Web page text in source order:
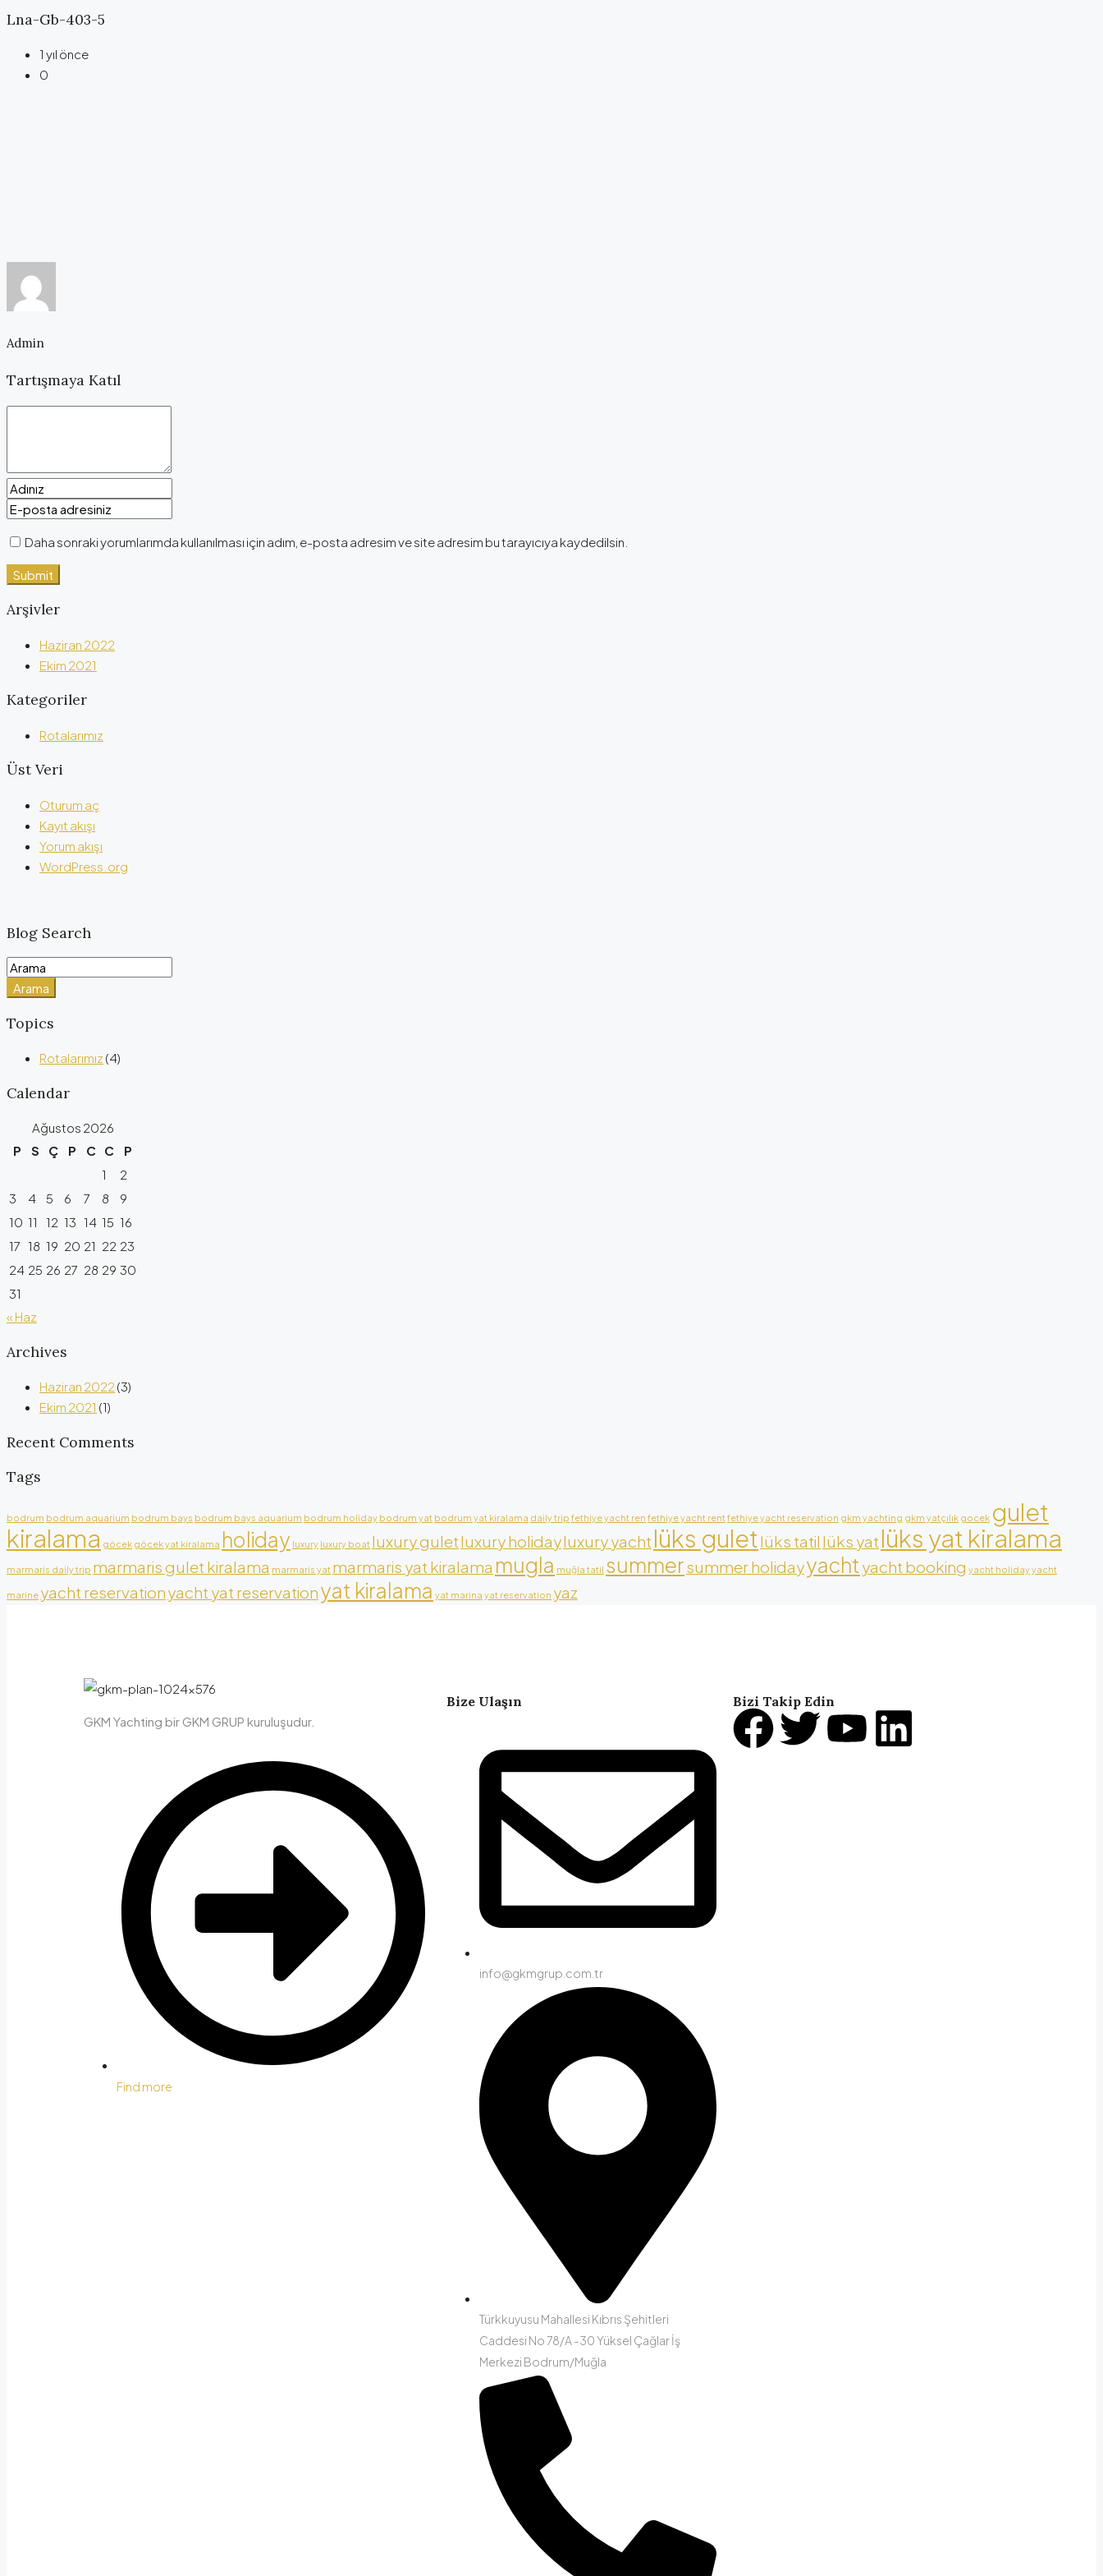
Lna-Gb-403-5
1 yıl önce
0
Admin
Tartışmaya Katıl
Daha sonraki yorumlarımda kullanılması için adım, e-posta adresim ve site adresim bu tarayıcıya kaydedilsin.
Arşivler
Haziran 2022
Ekim 2021
Kategoriler
Rotalarımız
Üst Veri
Oturum aç
Kayıt akışı
Yorum akışı
WordPress.org
Blog Search
Arama
Topics
Rotalarımız (4)
Calendar
Ağustos 2026
P
S Ç P C C
P
1
2
3
4 5 6 7 8
9
10 11 12 13 14 15 16
17 18 19 20 21 22 23
24 25 26 27 28 29 30
31
« Haz
Archives
Haziran 2022 (3)
Ekim 2021 (1)
Recent Comments
Tags
bodrum bodrum aquarium bodrum bays bodrum bays aquarium bodrum holiday bodrum yat bodrum yat kiralama daily trip fethiye yacht ren fethiye yacht rent fethiye yacht reservation gkm yachting gkm yatçılık gocek gulet
kiralama göcek göcek yat kiralama holiday luxury luxury boat luxury guletluxury holidayluxury yacht lüks guletlüks tatil lüks yat lüks yat kiralama
marmaris daily trip marmaris gulet kiralama marmaris yat marmaris yat kiralama mugla muğla tatil summersummer holidayyacht yacht booking yacht holidayyacht
marine yacht reservationyacht yat reservationyat kiralama yat marina yat reservation yaz
GKM Yachting bir GKM GRUP kuruluşudur.
Find more
Bize Ulaşın
info@gkmgrup.com.tr
Türkkuyusu Mahallesi Kıbrıs Şehitleri
Caddesi No 78/A -30 Yüksel Çağlar İş
Merkezi Bodrum/Muğla
Bizi Takip Edin